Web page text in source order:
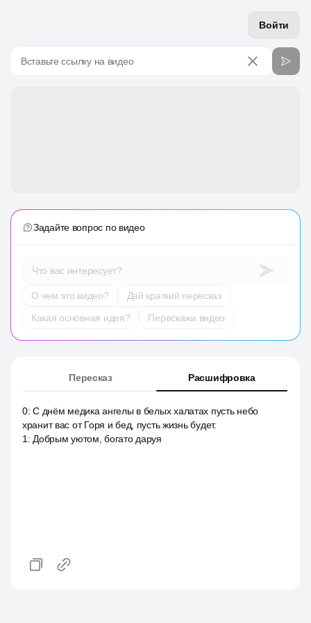
Войти
Вставьте ссылку на видео
Задайте вопрос по видео
Что вас интересует?
О чем это видео?
Дай краткий пересказ
Какая основная идея?
Перескажи видео
Пересказ Расшифровка
0:С днём медика ангелы в белых халатах пусть небо
хранит вас от Горя и бед, пусть жизнь будет.
1 : Добрым уютом, богато даруя